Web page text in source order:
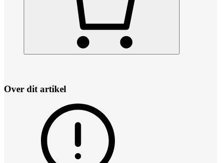
Over dit artikel